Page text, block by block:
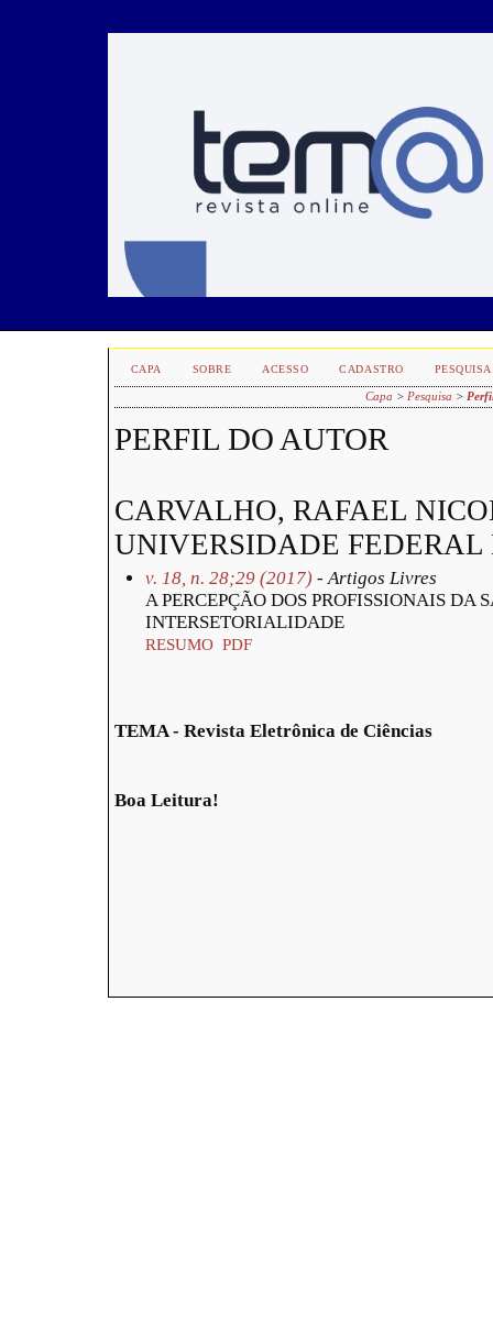
CAPA SOBRE ACESSO CADASTRO PESQUISA
Capa > Pesquisa >
PERFIL DO AUTOR
CARVALHO, RAFAEL
UNIVERSIDADE
v. 18, n. 28;29 (2017) - Artigos Livres
A PERCEPÇÃO DOS PROFISSIONAIS DA
INTERSETORIALIDADE
RESUMO PDF
TEMA - Revista Eletrônica de Ciências
Boa Leitura!